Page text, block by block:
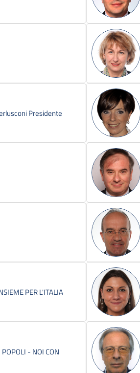
Presidente
PER L'ITALIA
- NOI CON